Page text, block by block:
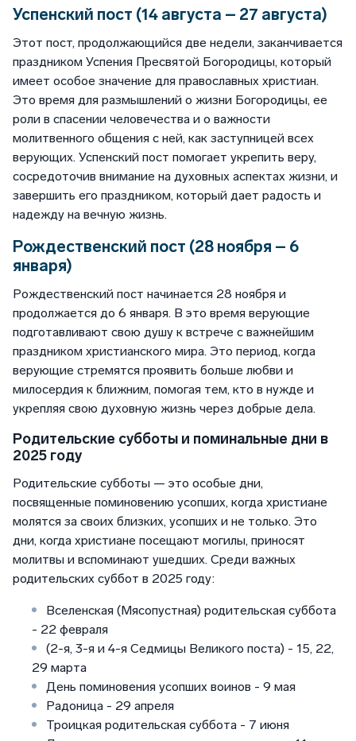
Успенский пост (14 августа – 27 августа)
Этот пост, продолжающийся две недели, заканчивается
праздником Успения Пресвятой Богородицы, который
имеет особое значение для православных христиан.
Это время для размышлений о жизни Богородицы, ее
роли в спасении человечества и о важности
молитвенного общения с ней, как заступницей всех
верующих. Успенский пост помогает укрепить веру,
сосредоточив внимание на духовных аспектах жизни, и
завершить его праздником, который дает радость и
надежду на вечную жизнь.
Рождественский пост (28 ноября – 6
января)
Рождественский пост начинается 28 ноября и
продолжается до 6 января. В это время верующие
подготавливают свою душу к встрече с важнейшим
праздником христианского мира. Это период, когда
верующие стремятся проявить больше любви и
милосердия к ближним, помогая тем, кто в нужде и
укрепляя свою духовную жизнь через добрые дела.
Родительские субботы и поминальные дни в
2025 году
Родительские субботы — это особые дни,
посвященные поминовению усопших, когда христиане
молятся за своих близких, усопших и не только. Это
дни, когда христиане посещают могилы, приносят
молитвы и вспоминают ушедших. Среди важных
родительских суббот в 2025 году:
Вселенская (Мясопустная) родительская суббота
- 22 февраля
(2-я, 3-я и 4-я Седмицы Великого поста) - 15, 22,
29 марта
День поминовения усопших воинов - 9 мая
Радоница - 29 апреля
Троицкая родительская суббота - 7 июня